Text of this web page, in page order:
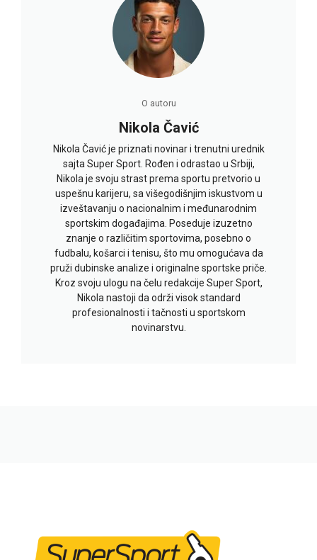
O autoru
Nikola Čavić
Nikola Čavić je priznati novinar i trenutni urednik
sajta Super Sport. Rođen i odrastao u Srbiji,
Nikola je svoju strast prema sportu pretvorio u
uspešnu karijeru, sa višegodišnjim iskustvom u
izveštavanju o nacionalnim i međunarodnim
sportskim događajima. Poseduje izuzetno
znanje o različitim sportovima, posebno o
fudbalu, košarci i tenisu, što mu omogućava da
pruži dubinske analize i originalne sportske priče.
Kroz svoju ulogu na čelu redakcije Super Sport,
Nikola nastoji da održi visok standard
profesionalnosti i tačnosti u sportskom
novinarstvu.